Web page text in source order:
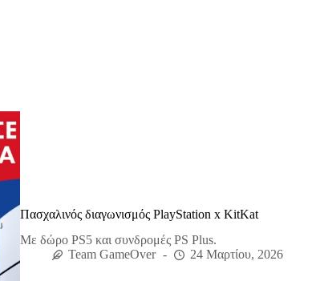
Πασχαλινός διαγωνισμός PlayStation x KitKat
Με δώρο PS5 και συνδρομές PS Plus.
Team GameOver
24 Μαρτίου, 2026